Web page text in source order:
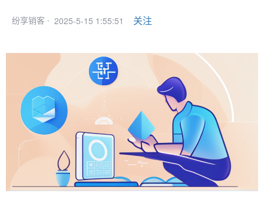
纷享销客 · 2025-5-15 1:55:51 关注